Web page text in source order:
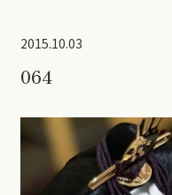
2015.10.03
064